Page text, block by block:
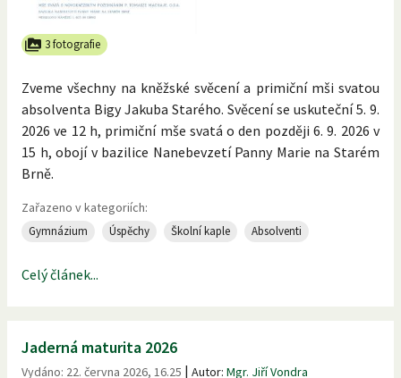
3 fotografie
Zveme všechny na kněžské svěcení a primiční mši svatou
absolventa Bigy Jakuba Starého. Svěcení se uskuteční 5. 9.
2026 ve 12 h, primiční mše svatá o den později 6. 9. 2026 v
15 h, obojí v bazilice Nanebevzetí Panny Marie na Starém
Brně.
Zařazeno v kategoriích:
Gymnázium Úspěchy Školní kaple Absolventi
Celý článek...
Jaderná maturita 2026
Vydáno: 22. června 2026, 16.25 | Autor: Mgr. Jiří Vondra